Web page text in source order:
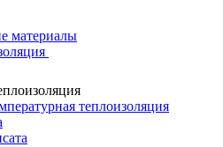
материалы
теплоизоляция